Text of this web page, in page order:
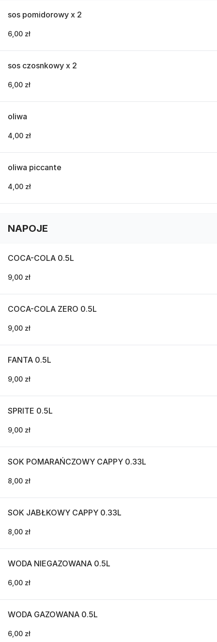
sos pomidorowy x 2
6,00 zł
sos czosnkowy x 2
6,00 zł
oliwa
4,00 zł
oliwa piccante
4,00 zł
NAPOJE
COCA-COLA 0.5L
9,00 zł
COCA-COLA ZERO 0.5L
9,00 zł
FANTA 0.5L
9,00 zł
SPRITE 0.5L
9,00 zł
SOK POMARAŃCZOWY CAPPY 0.33L
8,00 zł
SOK JABŁKOWY CAPPY 0.33L
8,00 zł
WODA NIEGAZOWANA 0.5L
6,00 zł
WODA GAZOWANA 0.5L
6,00 zł